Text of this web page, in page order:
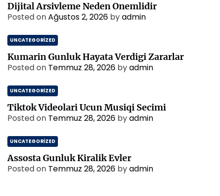
Dijital Arsivleme Neden Onemlidir
Posted onAğustos 2, 2026 byadmin
UNCATEGORIZED
Kumarin Gunluk Hayata Verdigi Zararlar
Posted on Temmuz 28, 2026 byadmin
UNCATEGORIZED
Tiktok Videolari Ucun Musiqi Secimi
Posted on Temmuz 28, 2026 byadmin
UNCATEGORIZED
Assosta Gunluk Kiralik Evler
Posted on Temmuz 28, 2026 byadmin